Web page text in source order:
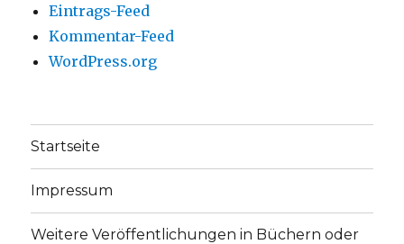
Eintrags-Feed
Kommentar-Feed
WordPress.org
Startseite
Impressum
Weitere Veröffentlichungen in Büchern oder